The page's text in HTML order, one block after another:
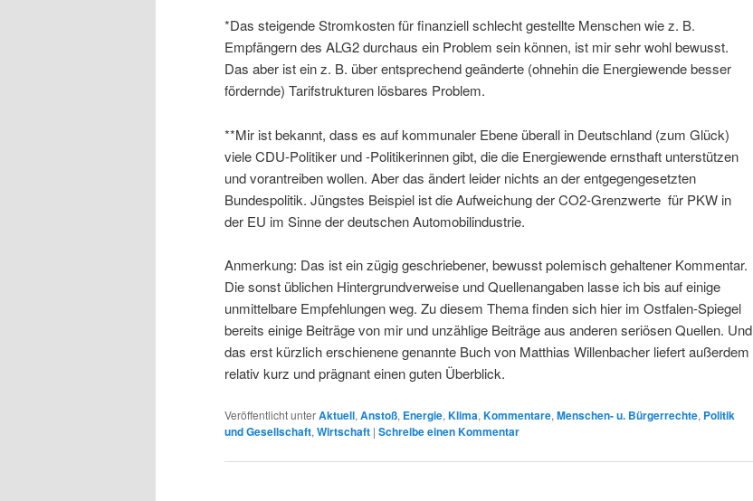
*Das steigende Stromkosten für finanziell schlecht gestellte Menschen wie z. B.
Empfängern des ALG2 durchaus ein Problem sein können, ist mir sehr wohl bewusst.
Das aber ist ein z. B. über entsprechend geänderte (ohnehin die Energiewende besser
fördernde) Tarifstrukturen lösbares Problem.
**Mir ist bekannt, dass es auf kommunaler Ebene überall in Deutschland (zum Glück)
viele CDU-Politiker und -Politikerinnen gibt, die die Energiewende ernsthaft unterstützen
und vorantreiben wollen. Aber das ändert leider nichts an der entgegengesetzten
Bundespolitik. Jüngstes Beispiel ist die Aufweichung der CO2-Grenzwerte für PKW in
der EU im Sinne der deutschen Automobilindustrie.
Anmerkung: Das ist ein zügig geschriebener, bewusst polemisch gehaltener Kommentar.
Die sonst üblichen Hintergrundverweise und Quellenangaben lasse ich bis auf einige
unmittelbare Empfehlungen weg. Zu diesem Thema finden sich hier im Ostfalen-Spiegel
bereits einige Beiträge von mir und unzählige Beiträge aus anderen seriösen Quellen. Und
das erst kürzlich erschienene genannte Buch von Matthias Willenbacher liefert außerdem
relativ kurz und prägnant einen guten Überblick.
Veröffentlicht unterAktuell, Anstoß, Energie, Klima, Kommentare, Menschen- u. Bürgerrechte, Politik
und Gesellschaft, Wirtschaft | Schreibe einen Kommentar